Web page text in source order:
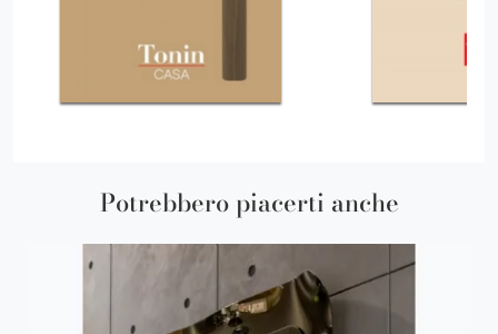
Potrebbero piacerti anche